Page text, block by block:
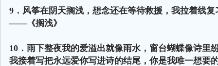
9．风筝在阴天搁浅，想念还在等待救援，我拉着线
——《搁浅》
10．雨下整夜我的爱溢出就像雨水，窗台蝴蝶像诗里
我接着写把永远爱你写进诗的结尾，你是我唯一想